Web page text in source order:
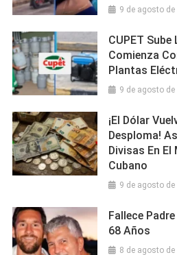
9 de agosto de
CUPET
Comienza
Plantas
9 de agosto de
¡El Dólar
Desploma!
Divisas En
Cubano
9 de agosto de
Fallece
68 Años
8 de agosto de